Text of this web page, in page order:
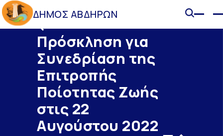
ΔΗΜΟΣ ΑΒΔΗΡΩΝ
Πρόσκληση για
Συνεδρίαση της
Επιτροπής
Ποίοτητας Ζωής
στις 22
Αυγούστου 2022